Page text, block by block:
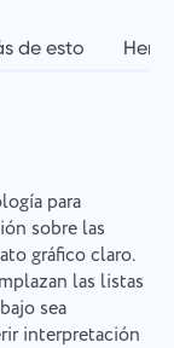
de esto
para
sobre las
gráfico claro.
las listas
sea
interpretación